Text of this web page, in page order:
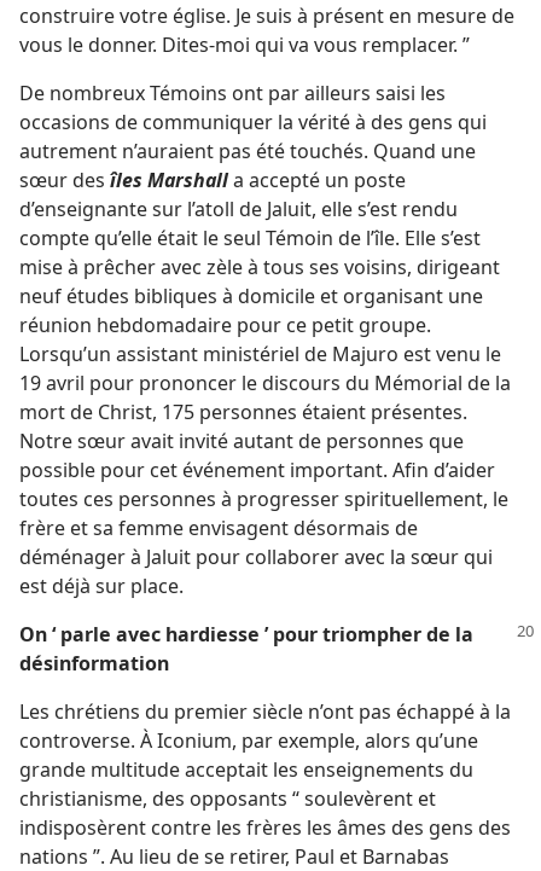
construire votre église. Je suis à présent en mesure de
vous le donner. Dites-​moi qui va vous remplacer. ”
De nombreux Témoins ont par ailleurs saisi les
occasions de communiquer la vérité à des gens qui
autrement n’auraient pas été touchés. Quand une
sœur des îles Marshalla accepté un poste
d’enseignante sur l’atoll de Jaluit, elle s’est rendu
compte qu’elle était le seul Témoin de l’île. Elle s’est
mise à prêcher avec zèle à tous ses voisins, dirigeant
neuf études bibliques à domicile et organisant une
réunion hebdomadaire pour ce petit groupe.
Lorsqu’un assistant ministériel de Majuro est venu le
19 avril pour prononcer le discours du Mémorial de la
mort de Christ, 175 personnes étaient présentes.
Notre sœur avait invité autant de personnes que
possible pour cet événement important. Afin d’aider
toutes ces personnes à progresser spirituellement, le
frère et sa femme envisagent désormais de
déménager à Jaluit pour collaborer avec la sœur qui
est déjà sur place.
On ‘ parle avec hardiesse ’ pour triompher de la
désinformation
Les chrétiens du premier siècle n’ont pas échappé à la
controverse. À Iconium, par exemple, alors qu’une
grande multitude acceptait les enseignements du
christianisme, des opposants “ soulevèrent et
indisposèrent contre les frères les âmes des gens des
nations ”. Au lieu de se retirer, Paul et Barnabas